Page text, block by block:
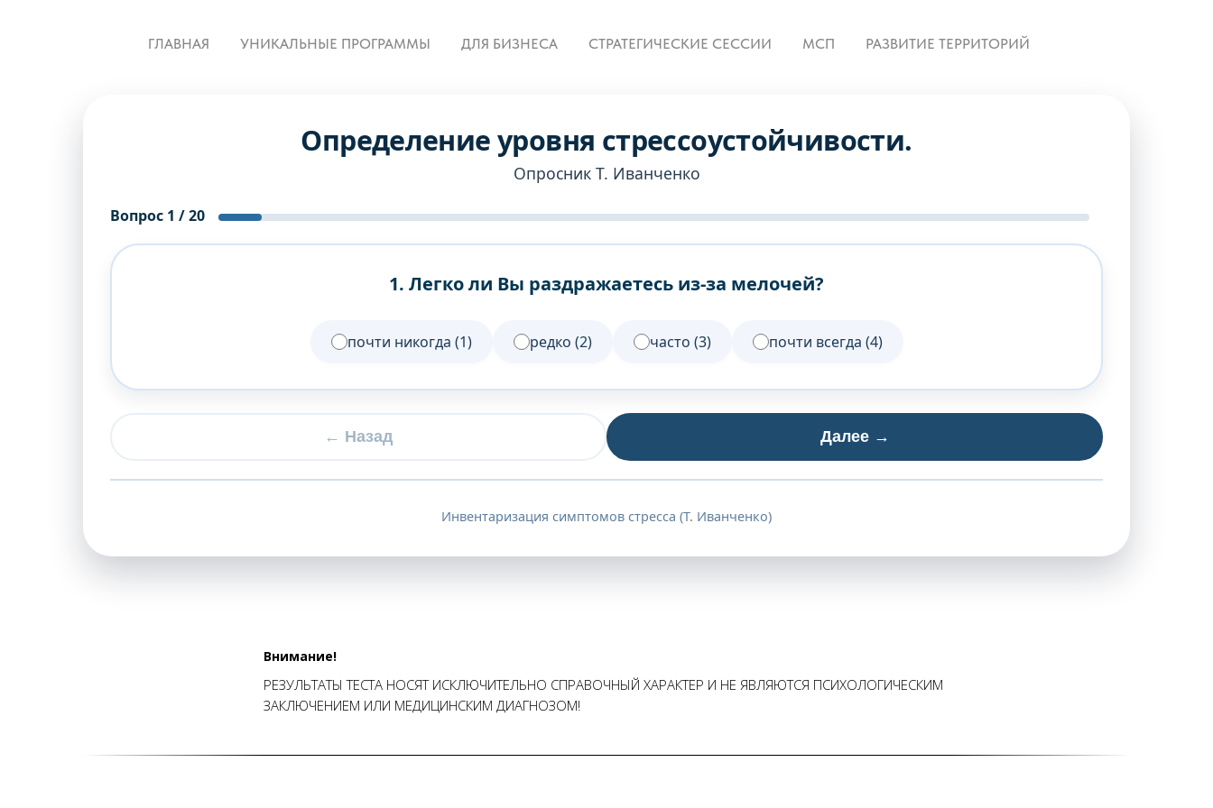
ГЛАВНАЯ УНИКАЛЬНЫЕ ПРОГРАММЫ ДЛЯ БИЗНЕСА СТРАТЕГИЧЕСКИЕ СЕССИИ МСП РАЗВИТИЕ ТЕРРИТОРИЙ
Определение уровня стрессоустойчивости.
Опросник Т. Иванченко
Вопрос 1 / 20
1. Легко ли Вы раздражаетесь из-за мелочей?
почти никогда (1) редко (2) часто (3) почти всегда (4)
← Назад Далее →
Инвентаризация симптомов стресса (Т. Иванченко)
Внимание!
РЕЗУЛЬТАТЫ ТЕСТА НОСЯТ ИСКЛЮЧИТЕЛЬНО СПРАВОЧНЫЙ ХАРАКТЕР И НЕ ЯВЛЯЮТСЯ ПСИХОЛОГИЧЕСКИМ
ЗАКЛЮЧЕНИЕМ ИЛИ МЕДИЦИНСКИМ ДИАГНОЗОМ!